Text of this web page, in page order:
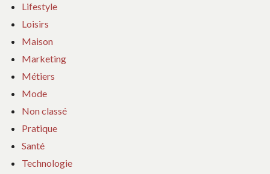
Lifestyle
Loisirs
Maison
Marketing
Métiers
Mode
Non classé
Pratique
Santé
Technologie